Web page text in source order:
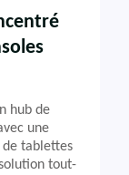
hub de
une
de tablettes
tout-